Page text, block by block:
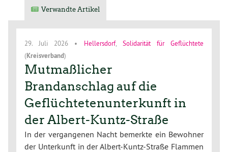
Verwandte Artikel
29. Juli 2026 • Hellersdorf, Solidarität für Geflüchtete
(Kreisverband)
Mutmaßlicher
Brandanschlag auf die
Geflüchtetenunterkunft in
der Albert-Kuntz-Straße
In der vergangenen Nacht bemerkte ein Bewohner
der Unterkunft in der Albert-Kuntz-Straße Flammen